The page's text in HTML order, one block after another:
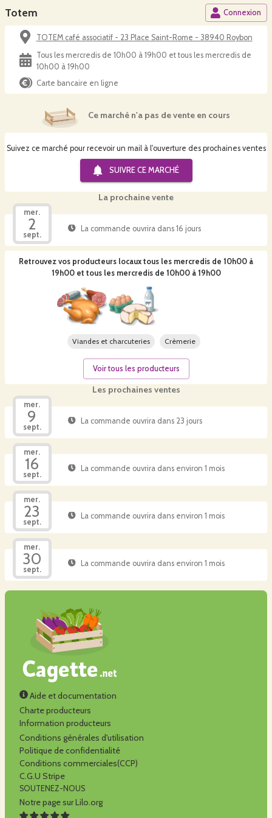
Totem Connexion
TOTEM café associatif - 23 Place Saint-Rome - 38940 Roybon
Tous les mercredis de 10h00 à 19h00 et tous les mercredis de
10h00 à 19h00
Carte bancaire en ligne
Suivez ce marché pour recevoir un mail à l'ouverture des prochaines ventes
SUIVRE CE MARCHÉ
Ce marché n'a pas de vente en cours
La prochaine vente
mer.
2
sept.
La commande ouvrira dans 16 jours
Les prochaines ventes
mer.
9
sept.
La commande ouvrira dans 23 jours
mer.
16
sept.
La commande ouvrira dans environ 1 mois
mer.
23
sept.
La commande ouvrira dans environ 1 mois
mer.
30
sept.
La commande ouvrira dans environ 1 mois
Retrouvez vos producteurs locaux tous les mercredis de 10h00 à
19h00 et tous les mercredis de 10h00 à 19h00
Viandes et charcuteries Crèmerie
Voir tous les producteurs
Aide et documentation
Charte producteurs
Information producteurs
Conditions générales d'utilisation
Politique de confidentialité
Conditions commerciales(CCP)
C.G.U Stripe
SOUTENEZ-NOUS
Notre page sur Lilo.org